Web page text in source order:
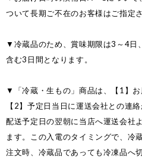
ついて長期ご不在のお客様はご指定
▼冷蔵品のため、賞味期限は3～4日
含む3日間となります。
▼「冷蔵・生もの」商品は、【1】お
【2】予定日当日に運送会社との連
配送予定日の翌朝に当店へ運送会社
ます。この入電のタイミングで、冷
注文時、冷蔵品であっても冷凍品へ